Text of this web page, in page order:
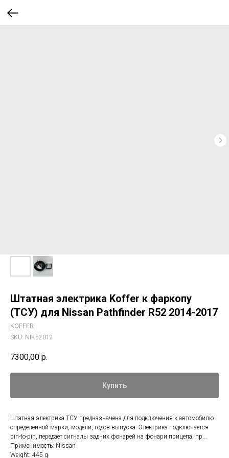
Штатная электрика Koffer к фаркопу
(ТСУ) для Nissan Pathfinder R52 2014-2017
KOFFER
SKU: NIK52012
7300,00 р.
Купить
Штатная электрика ТСУ предназначена для подключения к автомобилю
определенной марки, модели, годов выпуска. Электрика подключается
pin-to-pin, передает сигналы задних фонарей на фонари прицепа, пр...
Применимость: Nissan
Weight: 445 g